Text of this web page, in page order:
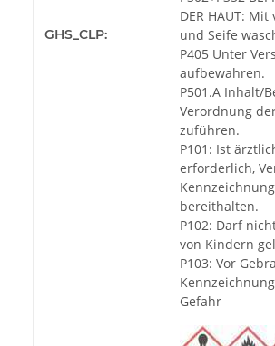
GHS_CLP:
DER HAUT:
und Seife
P405 Unter
aufbewahren.
P501.A Inhalt/
Verordnung
zuführen.
P101: Ist
erforderlich,
bereithalten.
P102: Darf
von Kindern
P103: Vor
Gefahr